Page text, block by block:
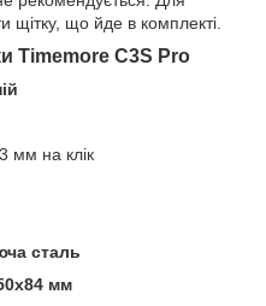
щітку, що йде в комплекті.
Timemore C3S Pro
мм на клік
сталь
мм